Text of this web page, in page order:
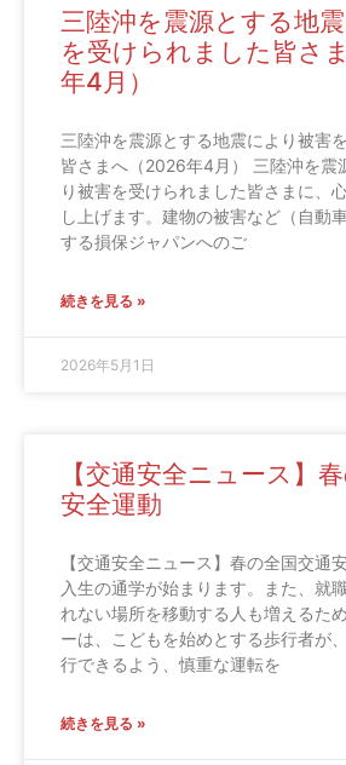
三陸沖を震源とする地
を受けられました皆さ
年4月）
三陸沖を震源とする地震により被害
皆さまへ（2026年4月） 三陸沖を震
り被害を受けられました皆さまに、
し上げます。建物の被害など（自動
する損保ジャパンへのご
続きを見る »
2026年5月1日
【交通安全ニュース】
安全運動
【交通安全ニュース】春の全国交通
入生の通学が始まります。また、就
れない場所を移動する人も増えるた
ーは、こどもを始めとする歩行者が
行できるよう、慎重な運転を
続きを見る »